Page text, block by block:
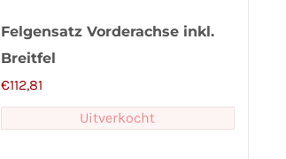
Felgensatz Vorderachse inkl.
Breitfel
€112,81
Uitverkocht